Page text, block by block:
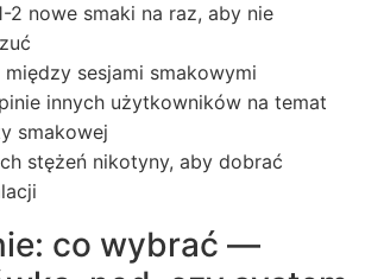
2 nowe smaki na raz, aby nie
sesjami smakowymi
innych użytkowników na temat
smakowej
stężeń nikotyny, aby dobrać
co wybrać —